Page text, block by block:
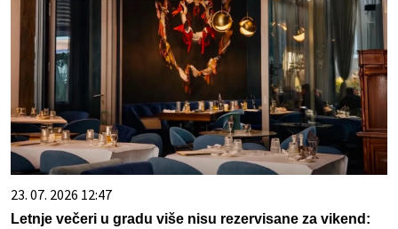
23. 07. 2026 12:47
Letnje večeri u gradu više nisu rezervisane za vikend: